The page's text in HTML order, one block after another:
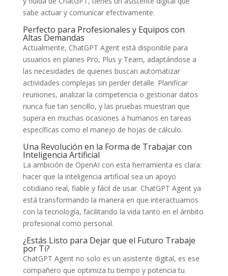
sabe actuar y comunicar efectivamente.
Perfecto para Profesionales y Equipos con
Altas Demandas
Actualmente, ChatGPT Agent está disponible para
usuarios en planes Pro, Plus y Team, adaptándose a
las necesidades de quienes buscan automatizar
actividades complejas sin perder detalle. Planificar
reuniones, analizar la competencia o gestionar datos
nunca fue tan sencillo, y las pruebas muestran que
supera en muchas ocasiones a humanos en tareas
específicas como el manejo de hojas de cálculo.
Una Revolución en la Forma de Trabajar con
Inteligencia Artificial
La ambición de OpenAI con esta herramienta es clara:
hacer que la inteligencia artificial sea un apoyo
cotidiano real, fiable y fácil de usar. ChatGPT Agent ya
está transformando la manera en que interactuamos
con la tecnología, facilitando la vida tanto en el ámbito
profesional como personal.
¿Estás Listo para Dejar que el Futuro Trabaje
por Ti?
ChatGPT Agent no solo es un asistente digital, es ese
compañero que optimiza tu tiempo y potencia tu